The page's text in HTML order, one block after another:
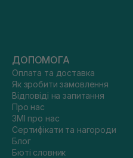
ДОПОМОГА
Оплата та доставка
Як зробити замовлення
Відповіді на запитання
Про нас
ЗМІ про нас
Сертифікати та нагороди
Блог
Бюті словник